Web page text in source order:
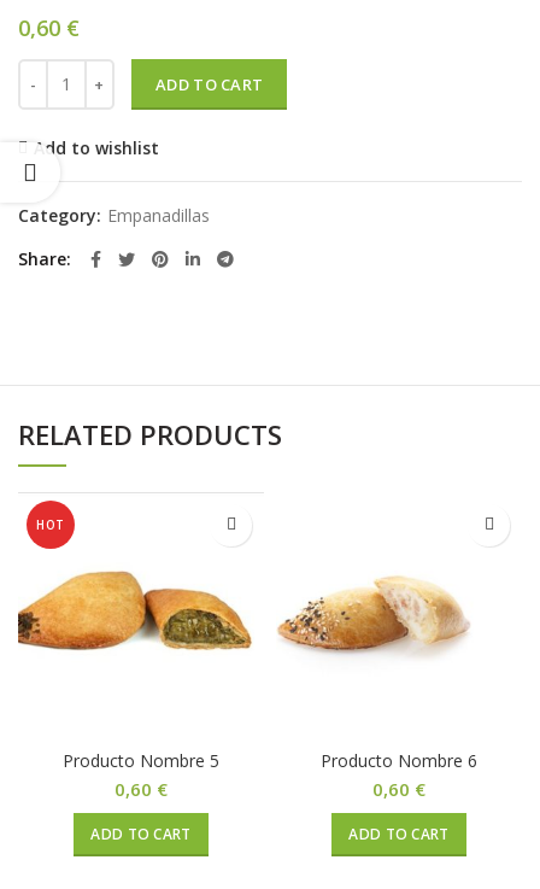
0,60 €
ADD TO CART
Add to wishlist
Category: Empanadillas
Share
RELATED PRODUCTS
HOT
Producto Nombre 5
0,60 €
ADD TO CART
Producto Nombre 6
0,60 €
ADD TO CART